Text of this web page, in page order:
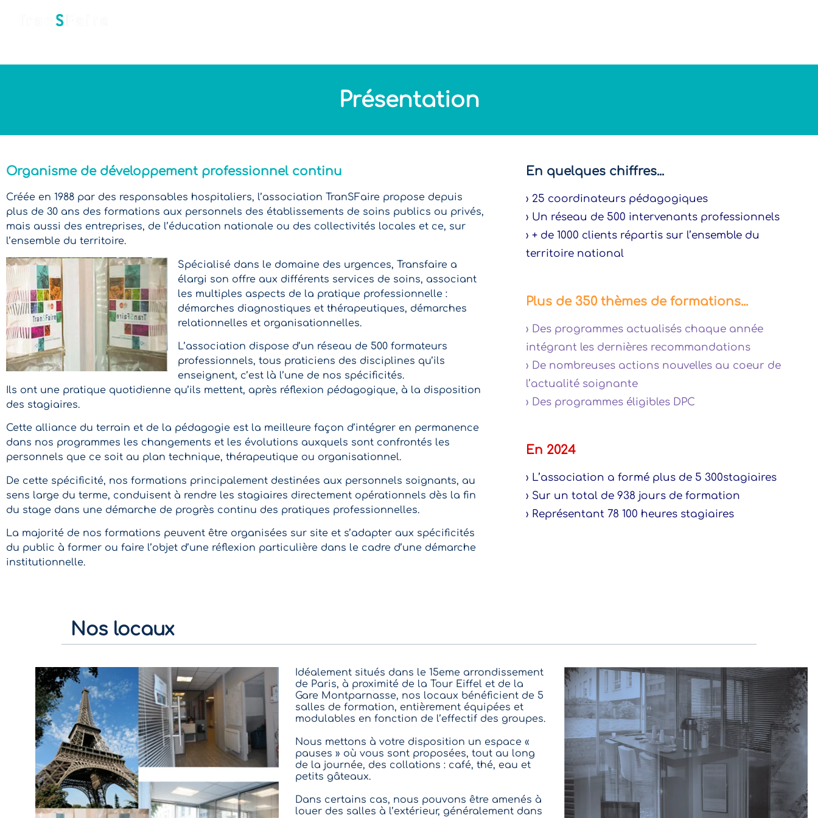
Présentation
Organisme de développement professionnel continu
Créée en 1988 par des responsables hospitaliers, l’association TranSFaire propose depuis
plus de 30 ans des formations aux personnels des établissements de soins publics ou privés,
mais aussi des entreprises, de l’éducation nationale ou des collectivités locales et ce, sur
l’ensemble du territoire.
Spécialisé dans le domaine des urgences, Transfaire a
élargi son offre aux différents services de soins, associant
les multiples aspects de la pratique professionnelle :
démarches diagnostiques et thérapeutiques, démarches
relationnelles et organisationnelles.
L’association dispose d’un réseau de 500 formateurs
professionnels, tous praticiens des disciplines qu’ils
enseignent, c’est là l’une de nos spécificités.
Ils ont une pratique quotidienne qu’ils mettent, après réflexion pédagogique, à la disposition
des stagiaires.
Cette alliance du terrain et de la pédagogie est la meilleure façon d’intégrer en permanence
dans nos programmes les changements et les évolutions auxquels sont confrontés les
personnels que ce soit au plan technique, thérapeutique ou organisationnel.
De cette spécificité, nos formations principalement destinées aux personnels soignants, au
sens large du terme, conduisent à rendre les stagiaires directement opérationnels dès la fin
du stage dans une démarche de progrès continu des pratiques professionnelles.
La majorité de nos formations peuvent être organisées sur site et s’adapter aux spécificités
du public à former ou faire l’objet d’une réflexion particulière dans le cadre d’une démarche
institutionnelle.
En quelques chiffres...
› 25 coordinateurs pédagogiques
› Un réseau de 500 intervenants professionnels
› + de 1000 clients répartis sur l’ensemble du
territoire national
Plus de 350 thèmes de formations...
› Des programmes actualisés chaque année
intégrant les dernières recommandations
› De nombreuses actions nouvelles au coeur de
l’actualité soignante
› Des programmes éligibles DPC
En 2024
› L’association a formé plus de 5 300stagiaires
› Sur un total de 938 jours de formation
› Représentant 78 100 heures stagiaires
Nos locaux
Idéalement situés dans le 15eme arrondissement
de Paris, à proximité de la Tour Eiffel et de la
Gare Montparnasse, nos locaux bénéficient de 5
salles de formation, entièrement équipées et
modulables en fonction de l’effectif des groupes.
Nous mettons à votre disposition un espace «
pauses » où vous sont proposées, tout au long
de la journée, des collations : café, thé, eau et
petits gâteaux.
Dans certains cas, nous pouvons être amenés à
louer des salles à l’extérieur, généralement dans